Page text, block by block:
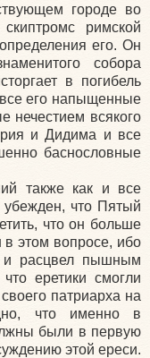
городе во
римской
его. Он
собора
в погибель
его напыщенные
нечестием всякого
и Дидима и все
баснословные
также как и все
что Пятый
что он больше
в этом вопросе, ибо
и расцвел пышным
еретики смогли
патриарха на
что именно в
были в первую
этой ереси.